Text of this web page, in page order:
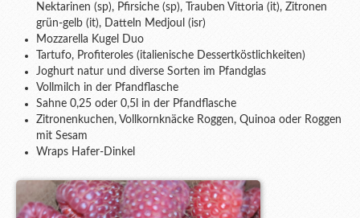
Nektarinen (sp), Pfirsiche (sp), Trauben Vittoria (it), Zitronen
grün-gelb (it), Datteln Medjoul (isr)
Mozzarella Kugel Duo
Tartufo, Profiteroles (italienische Dessertköstlichkeiten)
Joghurt natur und diverse Sorten im Pfandglas
Vollmilch in der Pfandflasche
Sahne 0,25 oder 0,5l in der Pfandflasche
Zitronenkuchen, Vollkornknäcke Roggen, Quinoa oder Roggen
mit Sesam
Wraps Hafer-Dinkel